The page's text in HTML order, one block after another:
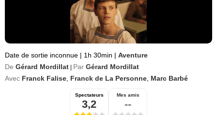
Date de sortie inconnue | 1h 30min | Aventure
De Gérard Mordillat Par Gérard Mordillat
Avec Franck Falise Franck de La Personne Marc Barbé
Spectateurs
3,2
Mes amis
--